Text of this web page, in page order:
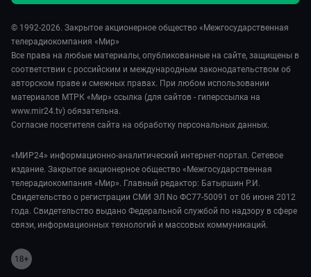
© 1992-2026. Закрытое акционерное общество «Межгосударственная
телерадиокомпания «Мир»
Все права на любые материалы, опубликованные на сайте, защищены в
соответствии с российским и международным законодательством об
авторском праве и смежных правах. При любом использовании
материалов МТРК «Мир» ссылка (для сайтов - гиперссылка на
www.mir24.tv) обязательна.
Согласие посетителя сайта на обработку персональных данных.
«МИР24» информационно-аналитический интернет-портал. Сетевое
издание. Закрытое акционерное общество «Межгосударственная
телерадиокомпания «Мир». Главный редактор: Батыршин Р.И.
Свидетельство о регистрации СМИ ЭЛ No ФС77-50091 от 06 июня 2012
года. Свидетельство выдано Федеральной службой по надзору в сфере
связи, информационных технологий и массовых коммуникаций.